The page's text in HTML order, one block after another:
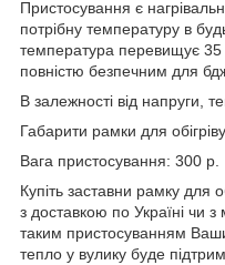
Пристосування є
потрібну температуру в
температура перевищує 35
повністю безпечним для
В залежності від напруги,
Габарити рамки для
Вага пристосування: 300 р.
Купіть заставни рамку для
з доставкою по Україні чи
таким пристосуванням
тепло у вулику буде